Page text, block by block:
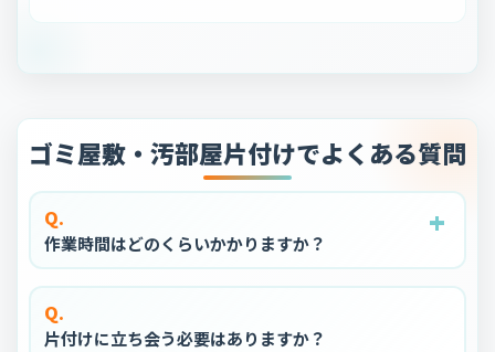
ゴミ屋敷・汚部屋片付けでよくある質問
Q.
作業時間はどのくらいかかりますか？
+
Q.
片付けに立ち会う必要はありますか？
+
+
+
+